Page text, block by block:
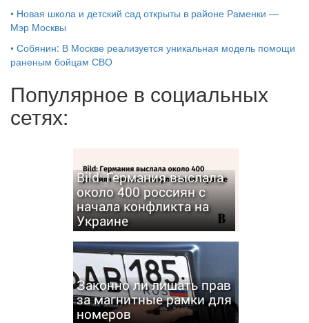
• Новая школа и детский сад открыты в районе Раменки —
Мэр Москвы
• Собянин: В Москве реализуется уникальная модель помощи
раненым бойцам СВО
Популярное в социальных
сетях:
Bild: Германия выслала
около 400 россиян с
начала конфликта на
Украине
Законно ли лишать прав
за магнитные рамки для
номеров